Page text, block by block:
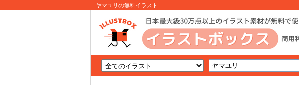
ヤマユリの無料イラスト